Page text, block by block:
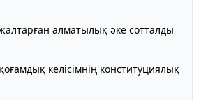
алматылық әке сотталды